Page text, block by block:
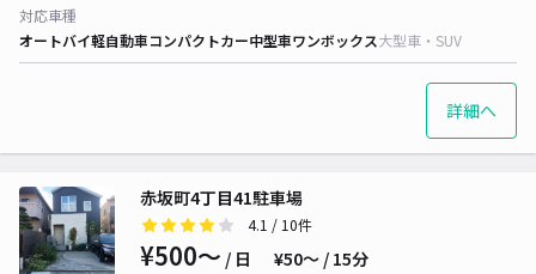
対応車種
オートバイ軽自動車コンパクトカー中型車ワンボックス大型車・SUV
詳細へ
赤坂町4丁目41駐車場
4.1 / 10件
¥500〜 / 日 ¥50〜 / 15分